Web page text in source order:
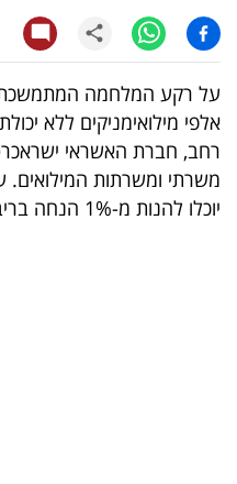
טלוויזיה
עסקי
ספורט
קריירה
ולימודים
על רקע המלחמה
אלפי מילואימניקים ללא
רחב, חברת האשראי
משרתי ומשרתות
יוכלו להנות מ-1% הנחה בריבית על הלוואות חדשות.